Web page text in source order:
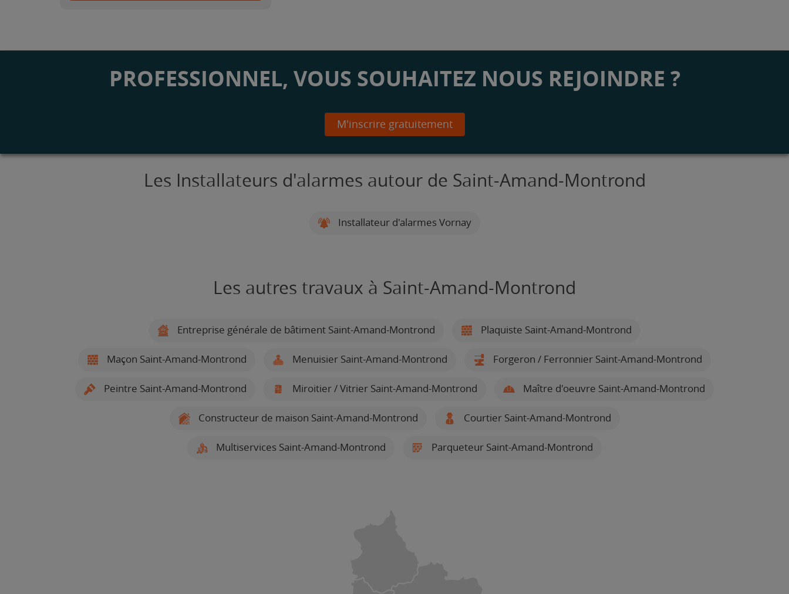
PROFESSIONNEL, VOUS SOUHAITEZ NOUS REJOINDRE ?
M'inscrire gratuitement
Les Installateurs d'alarmes autour de Saint-Amand-Montrond
Installateur d'alarmes Vornay
Les autres travaux à Saint-Amand-Montrond
Entreprise générale de bâtiment Saint-Amand-Montrond Plaquiste Saint-Amand-Montrond
Maçon Saint-Amand-Montrond Menuisier Saint-Amand-Montrond Forgeron / Ferronnier Saint-Amand-Montrond
Peintre Saint-Amand-Montrond Miroitier / Vitrier Saint-Amand-Montrond Maître d'oeuvre Saint-Amand-Montrond
Constructeur de maison Saint-Amand-Montrond Courtier Saint-Amand-Montrond
Multiservices Saint-Amand-Montrond Parqueteur Saint-Amand-Montrond